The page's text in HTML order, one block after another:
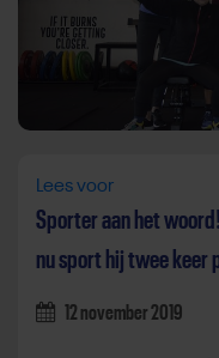
Lees voor
Sporter aan het
nu sport hij twee keer
12 november 2019